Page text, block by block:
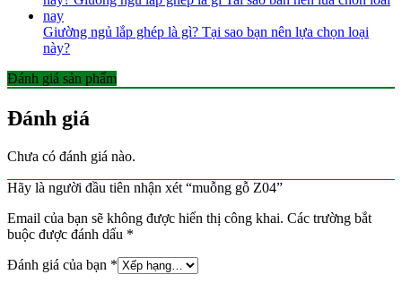
Giường ngủ lắp ghép là gì? Tại sao bạn nên lựa chọn loại
này?
Đánh giá sản phẩm
Đánh giá
Chưa có đánh giá nào.
Hãy là người đầu tiên nhận xét “muỗng gỗ Z04”
Email của bạn sẽ không được hiển thị công khai. Các trường bắt
buộc được đánh dấu *
Đánh giá của bạn *